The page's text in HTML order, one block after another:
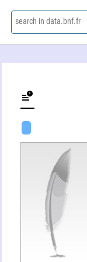
search in data.bnf.fr